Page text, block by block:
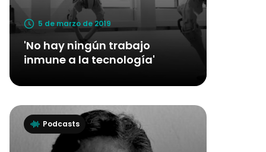
5 de marzo de 2019
'No hay ningún trabajo
inmune a la tecnología'
Podcasts